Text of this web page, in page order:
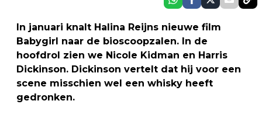
In januari knalt Halina Reijns nieuwe film
Babygirl naar de bioscoopzalen. In de
hoofdrol zien we Nicole Kidman en Harris
Dickinson. Dickinson vertelt dat hij voor een
scene misschien wel een whisky heeft
gedronken.